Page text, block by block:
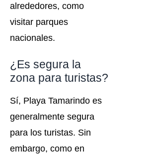
alrededores, como
visitar parques
nacionales.
¿Es segura la
zona para turistas?
Sí, Playa Tamarindo es
generalmente segura
para los turistas. Sin
embargo, como en